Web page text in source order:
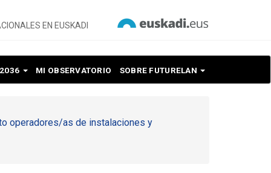
EN EUSKADI
MI OBSERVATORIO SOBRE FUTURELAN
operadores/as de instalaciones y